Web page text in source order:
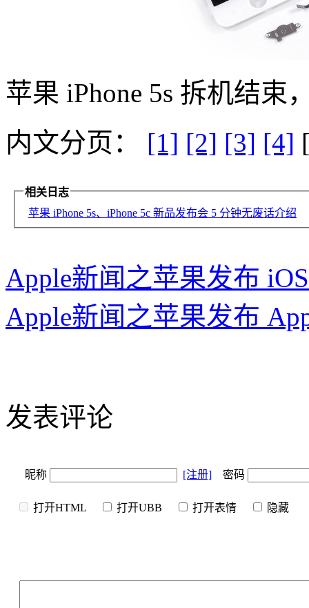
苹果 iPhone 5s 拆机结束
内文分页： [1] [2] [3] [4]
相关日志
苹果 iPhone 5s、iPhone 5c 新品发布会 5 分钟无废话介绍
Apple新闻之苹果发布
Apple新闻之苹果发布
发表评论
昵称 [注册] 密码
打开HTML 打开UBB 打开表情 隐